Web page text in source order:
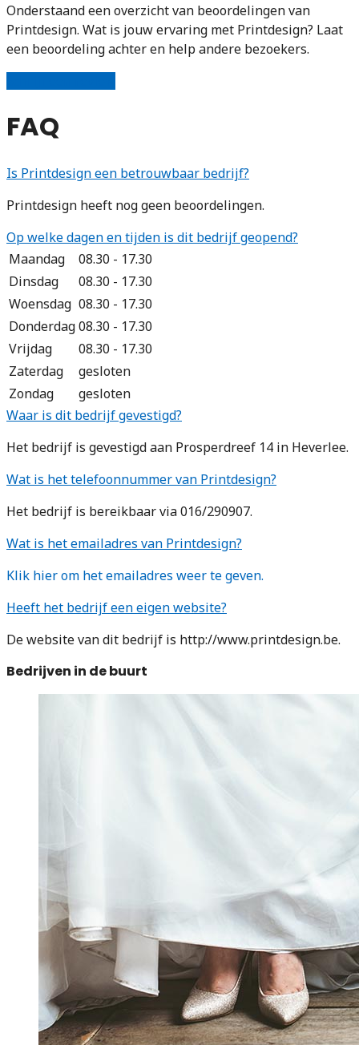
Onderstaand een overzicht van beoordelingen van
Printdesign. Wat is jouw ervaring met Printdesign? Laat
een beoordeling achter en help andere bezoekers.
FAQ
Is Printdesign een betrouwbaar bedrijf?
Printdesign heeft nog geen beoordelingen.
Op welke dagen en tijden is dit bedrijf geopend?
Maandag
08.30 - 17.30
Dinsdag
08.30 - 17.30
Woensdag 08.30 - 17.30
Donderdag08.30 - 17.30
Vrijdag
08.30 - 17.30
Zaterdag
gesloten
Zondag
gesloten
Waar is dit bedrijf gevestigd?
Het bedrijf is gevestigd aan Prosperdreef 14 in Heverlee.
Wat is het telefoonnummer van Printdesign?
Het bedrijf is bereikbaar via 016/290907.
Wat is het emailadres van Printdesign?
Klik hier om het emailadres weer te geven.
Heeft het bedrijf een eigen website?
De website van dit bedrijf is http://www.printdesign.be.
Bedrijven in de buurt